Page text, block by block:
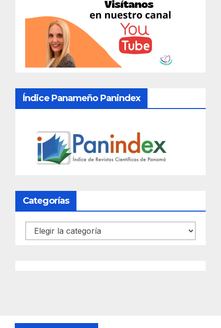
Índice Panameño Panindex
Categorías
Categorías